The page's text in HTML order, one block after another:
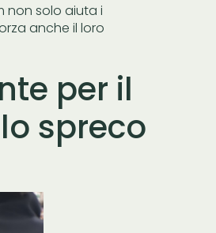
non solo aiuta i
anche il loro
per il
spreco